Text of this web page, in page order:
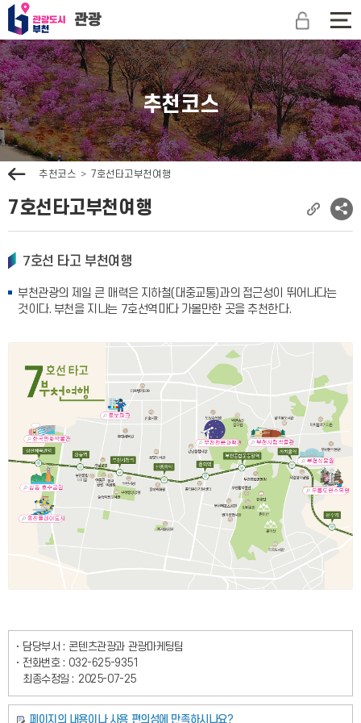
관
광
도
시
부
천
문
광
관
광
전
체
메
뉴
보
기
추천코스
이
추천코스 7호선타고부천여행
7호선타고부천여행
현
재
주
사
소
셜
보
7호선 타고 부천여행
부천관광의 제일 큰 매력은 지하철(대중교통)과의 접근성이 뛰어나다는
것이다. 부천을 지나는 7호선역마다 가볼만한 곳을 추천한다.
담당부서 : 콘텐츠관광과 관광마케팅팀
전화번호 : 032-625-9351
최종수정일 : 2025-07-25
페이지의 내용이나 사용 편의성에 만족하시나요?